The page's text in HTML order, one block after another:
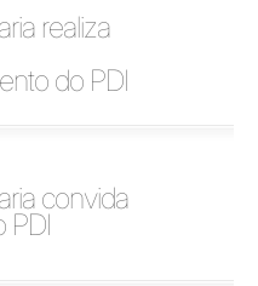
realiza
do PDI
convida
PDI